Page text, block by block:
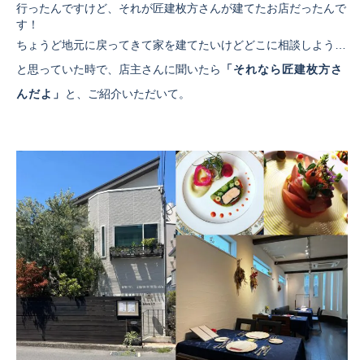
行ったんですけど、 それが匠建枚方さんが建てたお店だったんで
す！
ちょうど地元に戻ってきて家を建てたいけどどこに相談しよう…
と思っていた時で、店主さんに聞いたら
「それなら匠建枚方さ
んだよ」
と、ご紹介いただいて。